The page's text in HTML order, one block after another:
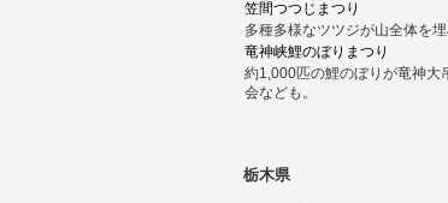
笠間つつじまつり
多種多様なツツジが山全体を埋
竜神峡鯉のぼりまつり
約1,000匹の鯉のぼりが竜神大
会なども。
栃木県